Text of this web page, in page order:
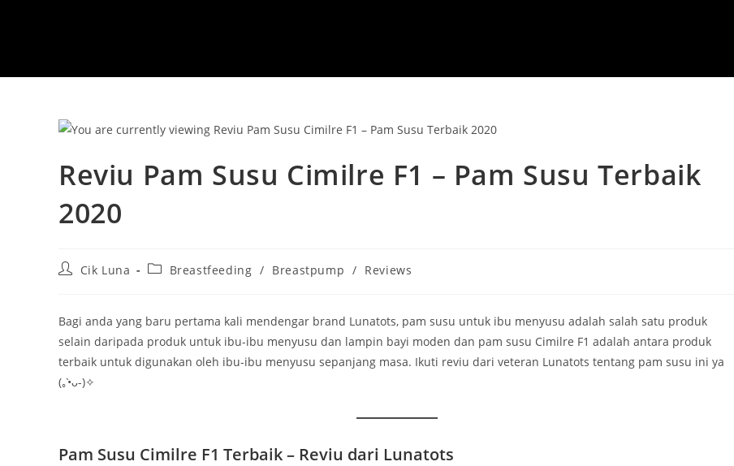
Reviu Pam Susu Cimilre F1 – Pam Susu Terbaik
2020
PostCik Luna
PostBreastfeeding / Breastpump / Reviews
Bagi anda yang baru pertama kali mendengar brand Lunatots, pam susu untuk ibu menyusu adalah salah satu produk
selain daripada produk untuk ibu-ibu menyusu dan lampin bayi moden dan pam susu Cimilre F1 adalah antara produk
terbaik untuk digunakan oleh ibu-ibu menyusu sepanjang masa. Ikuti reviu dari veteran Lunatots tentang pam susu ini ya
(｡•̀ᴗ-)✧
Pam Susu Cimilre F1 Terbaik – Reviu dari Lunatots